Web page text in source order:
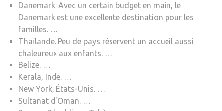
Danemark. Avec un certain budget en main, le
Danemark est une excellente destination pour les
familles. …
Thaïlande. Peu de pays réservent un accueil aussi
chaleureux aux enfants. …
Belize. …
Kerala, Inde. …
New York, États-Unis. …
Sultanat d’Oman. …